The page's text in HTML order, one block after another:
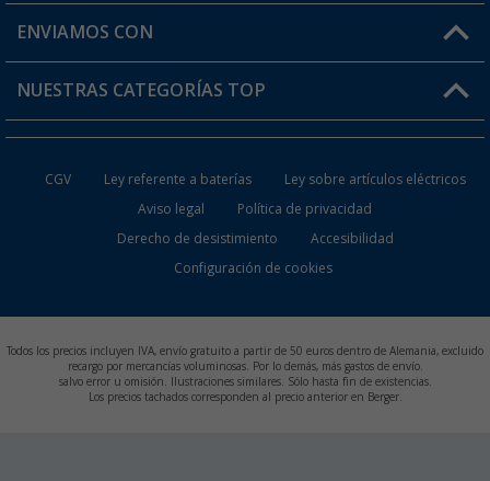
Tarjeta Berger Digital
Información de envío
¿Dónde está mi pedido?
ENVIAMOS CON
NUESTRAS CATEGORÍAS TOP
Muebles de Camping
Baterías de Camping
CGV Ley referente a baterías
Ley sobre artículos eléctricos
Aviso legal
Política de privacidad
Derecho de desistimiento
Accesibilidad
Configuración de cookies
Todos los precios incluyen IVA, envío gratuito a partir de 50 euros dentro de Alemania, excluido
recargo por mercancías voluminosas. Por lo demás, más gastos de envío.
salvo error u omisión. Ilustraciones similares. Sólo hasta fin de existencias.
Los precios tachados corresponden al precio anterior en Berger.